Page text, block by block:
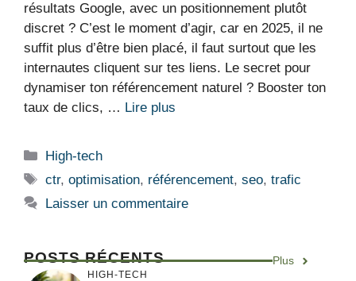
résultats Google, avec un positionnement plutôt
discret ? C’est le moment d’agir, car en 2025, il ne
suffit plus d’être bien placé, il faut surtout que les
internautes cliquent sur tes liens. Le secret pour
dynamiser ton référencement naturel ? Booster ton
taux de clics, … Lire plus
Catégories
High-tech
Étiquettes
ctr,optimisation, référencement,seo,trafic
Laisser un commentaire
POSTS RÉCENTS Plus
HIGH-TECH